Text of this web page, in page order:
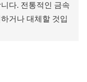
다. 전통적인 금속
거나 대체할 것입